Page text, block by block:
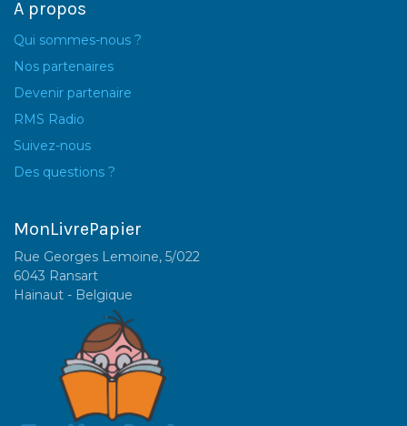
A propos
Qui sommes-nous ?
Nos partenaires
Devenir partenaire
RMS Radio
Suivez-nous
Des questions ?
MonLivrePapier
Rue Georges Lemoine, 5/022
6043 Ransart
Hainaut - Belgique